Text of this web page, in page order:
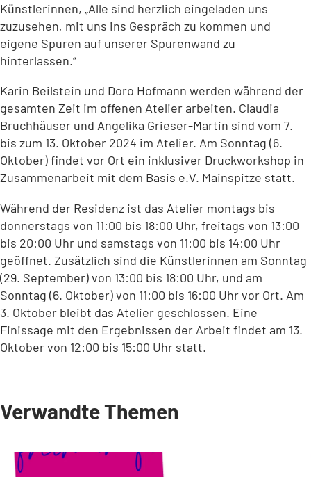
Künstlerinnen, „Alle sind herzlich eingeladen uns
zuzusehen, mit uns ins Gespräch zu kommen und
eigene Spuren auf unserer Spurenwand zu
hinterlassen.“
Karin Beilstein und Doro Hofmann werden während der
gesamten Zeit im offenen Atelier arbeiten. Claudia
Bruchhäuser und Angelika Grieser-Martin sind vom 7.
bis zum 13. Oktober 2024 im Atelier. Am Sonntag (6.
Oktober) findet vor Ort ein inklusiver Druckworkshop in
Zusammenarbeit mit dem Basis e.V. Mainspitze statt.
Während der Residenz ist das Atelier montags bis
donnerstags von 11:00 bis 18:00 Uhr, freitags von 13:00
bis 20:00 Uhr und samstags von 11:00 bis 14:00 Uhr
geöffnet. Zusätzlich sind die Künstlerinnen am Sonntag
(29. September) von 13:00 bis 18:00 Uhr, und am
Sonntag (6. Oktober) von 11:00 bis 16:00 Uhr vor Ort. Am
3. Oktober bleibt das Atelier geschlossen. Eine
Finissage mit den Ergebnissen der Arbeit findet am 13.
Oktober von 12:00 bis 15:00 Uhr statt.
Verwandte Themen